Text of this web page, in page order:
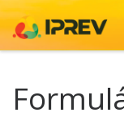
Skip to content